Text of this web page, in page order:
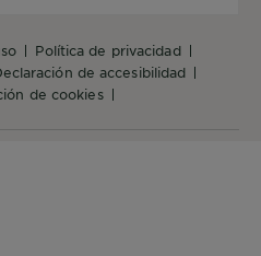
política de privacidad
declaración de accesibilidad
de cookies